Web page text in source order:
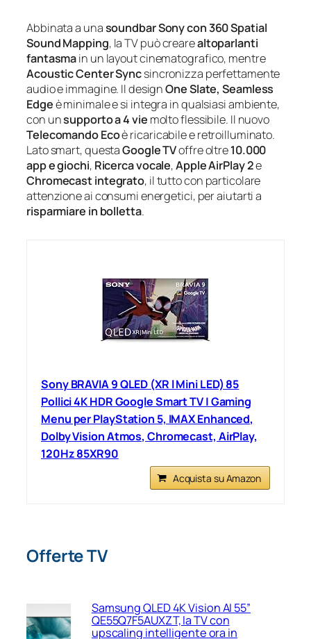
Abbinata a unasoundbar Sony con 360 Spatial
Sound Mapping, la TV può crearealtoparlanti
fantasmain un layout cinematografico, mentre
Acoustic Center Syncsincronizza perfettamente
audio e immagine. Il designOne Slate, Seamless
Edgeè minimale e si integra in qualsiasi ambiente,
con unsupporto a 4 vie molto flessibile. Il nuovo
Telecomando Ecoè ricaricabile e retroilluminato.
Lato smart, questaGoogle TVoffre oltre10.000
app e giochi, Ricerca vocale,Apple AirPlay 2e
Chromecast integrato, il tutto con particolare
attenzione ai consumi energetici, per aiutarti a
risparmiare in bolletta.
Sony BRAVIA 9 QLED (XR l Mini LED) 85
Pollici 4K HDR Google Smart TV | Gaming
Menu per PlayStation 5, IMAX Enhanced,
Dolby Vision Atmos, Chromecast, AirPlay,
120Hz 85XR90
Acquista su Amazon
Offerte TV
Samsung QLED 4K Vision AI 55”
QE55Q7F5AUXZT, la TV con
upscaling intelligente ora in